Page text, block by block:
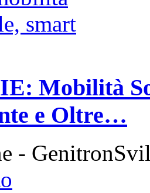
Mobilità
e Oltre…
-